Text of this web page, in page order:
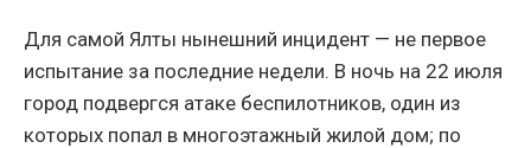
Для самой Ялты нынешний инцидент — не первое
испытание за последние недели. В ночь на 22 июля
город подвергся атаке беспилотников, один из
которых попал в многоэтажный жилой дом; по